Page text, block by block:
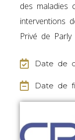
des maladies
interventions
Privé de
Date de
Date de